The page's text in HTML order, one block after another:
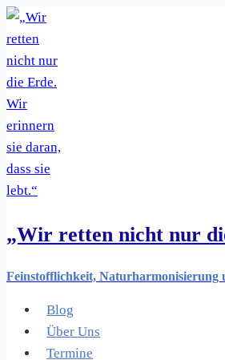
Zum
Inhalt
springen
„Wir retten nicht nur
Feinstofflichkeit, Naturharmonisierung
Blog
Über Uns
Termine